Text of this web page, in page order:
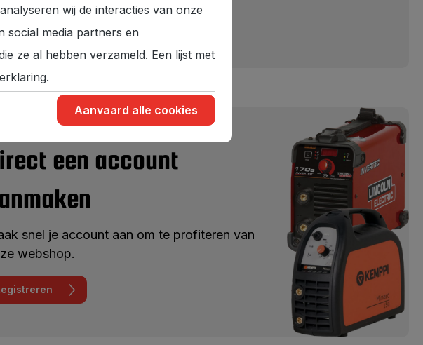
HD
Zwaar gebruik
een account
snel je account aan om te profiteren van
webshop.
wij de interacties van onze
social media partners en
ze al hebben verzameld. Een lijst met
Aanvaard alle cookies